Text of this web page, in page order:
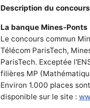
Description du concours
La banque Mines-Ponts
Le concours commun
Télécom ParisTech,
ParisTech. Exceptée
filières MP
Environ 1.000 places
disponible sur le site :